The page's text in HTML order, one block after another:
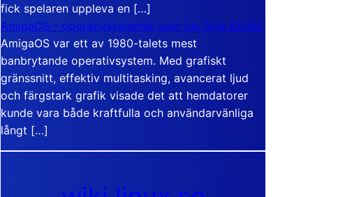
fick spelaren uppleva en […]
AmigaOS – operativsystemet som var före sin tid
AmigaOS var ett av 1980-talets mest
banbrytande operativsystem. Med grafiskt
gränssnitt, effektiv multitasking, avancerat ljud
och färgstark grafik visade det att hemdatorer
kunde vara både kraftfulla och användarvänliga
långt […]